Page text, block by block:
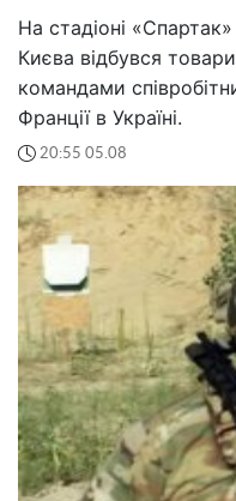
На стадіоні
Києва відбувся
командами
Франції в Україні.
20:55 05.08